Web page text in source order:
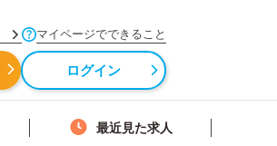
マイページでできること
ログイン
最近見た求人